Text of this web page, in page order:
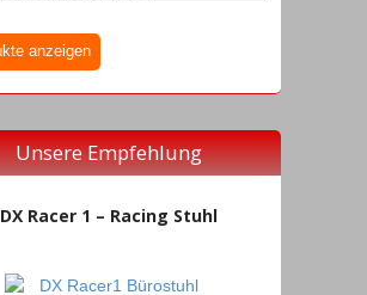
Unsere Empfehlung
DX Racer 1 – Racing Stuhl